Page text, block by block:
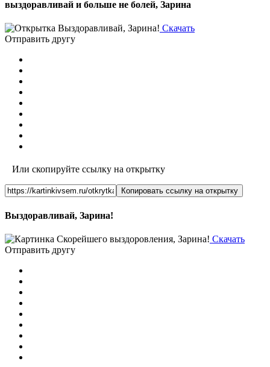
выздоравливай и больше не болей, Зарина
Скачать
Отправить другу
Или скопируйте ссылку на открытку
Копировать ссылку на открытку
Выздоравливай, Зарина!
Скачать
Отправить другу